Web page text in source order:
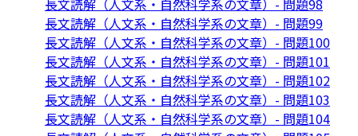
長文読解（人文系・自然科学系の文章）- 問題98
長文読解（人文系・自然科学系の文章）- 問題99
長文読解（人文系・自然科学系の文章）- 問題100
長文読解（人文系・自然科学系の文章）- 問題101
長文読解（人文系・自然科学系の文章）- 問題102
長文読解（人文系・自然科学系の文章）- 問題103
長文読解（人文系・自然科学系の文章）- 問題104